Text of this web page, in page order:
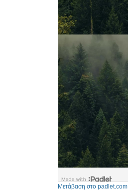
Μετάβαση στο padlet.com